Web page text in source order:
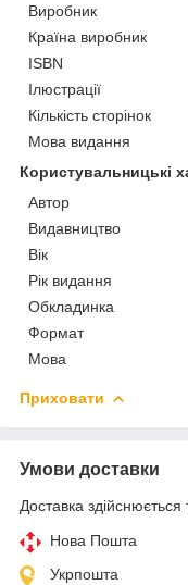
Виробник
Країна виробник
ISBN
Ілюстрації
Кількість сторінок
Мова видання
Користувальницькі
Автор
Видавництво
Вік
Рік видання
Обкладинка
Формат
Мова
Приховати
Умови доставки
Доставка здійснюється
Нова Пошта
Укрпошта